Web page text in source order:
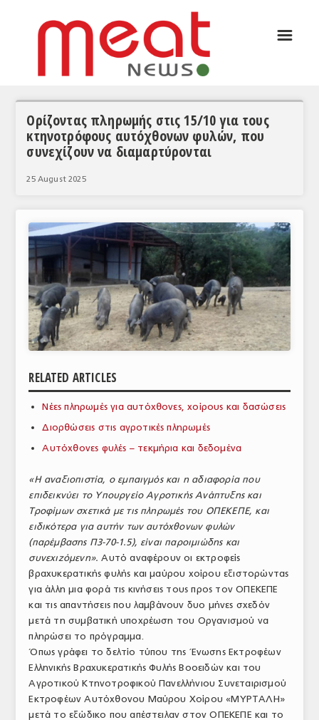
ΣΥΝΕΝΤΕΥΞΕΙΣ
ΚΟΣΜΟΣ
ΕΙΔΗΣΕΙΣ
ΕΥΡΩΠΑΪΚΕΣ ΑΠΟΦΑΣΕΙΣ
ΘΕΜΑΤΑ
ΑΝΑΛΥΣΕΙΣ
ΣΦΑΓΕΙΑ
ΠΡΩΤΕΣ ΥΛΕΣ
ΕΞΟΠΛΙΣΜΟΣ
ΥΠΗΡΕΣΙΕΣ
ΕΜΠΟΡΙΚΟΙ ΑΝΤΙΠΡΟΣΩΠΟΙ
ΝΟΜΟΘΕΣΙΑ
ΕΛΛΗΝΙΚΗ ΝΟΜΟΘΕΣΙΑ
ΕΥΡΩΠΑΪΚΗ ΝΟΜΟΘΕΣΙΑ
ΤΟ ΠΕΡΙΟΔΙΚΟ
Profile
ΑΡΧΕΙΟ ΤΕΥΧΩΝ
☰
Ορίζοντας πληρωμής στις 15/10 για τους
κτηνοτρόφους αυτόχθονων φυλών, που
συνεχίζουν να διαμαρτύρονται
25 August 2025
RELATED ARTICLES
Νέες πληρωμές για αυτόχθονες, χοίρους και δασώσεις
Διορθώσεις στις αγροτικές πληρωμές
Αυτόχθονες φυλές – τεκμήρια και δεδομένα
«Η αναξιοπιστία, ο εμπαιγμός και η αδιαφορία που
επιδεικνύει το Υπουργείο Αγροτικής Ανάπτυξης και
Τροφίμων σχετικά με τις πληρωμές του ΟΠΕΚΕΠΕ, και
ειδικότερα για αυτήν των αυτόχθονων φυλών
(παρέμβασης Π3-70-1.5), είναι παροιμιώδης και
συνεχιζόμενη». Αυτό αναφέρουν οι εκτροφείς
βραχυκερατικής φυλής και μαύρου χοίρου εξιστορώντας
για άλλη μια φορά τις κινήσεις τους προς τον ΟΠΕΚΕΠΕ
και τις απαντήσεις που λαμβάνουν δυο μήνες σχεδόν
μετά τη συμβατική υποχρέωση του Οργανισμού να
πληρώσει το πρόγραμμα.
Όπως γράφει το δελτίο τύπου της Ένωσης Εκτροφέων
Ελληνικής Βραχυκερατικής Φυλής Βοοειδών και του
Αγροτικού Κτηνοτροφικού Πανελλήνιου Συνεταιρισμού
Εκτροφέων Αυτόχθονου Μαύρου Χοίρου «ΜΥΡΤΑΛΗ»
μετά το εξώδικο που απέστειλαν στον ΟΠΕΚΕΠΕ και το